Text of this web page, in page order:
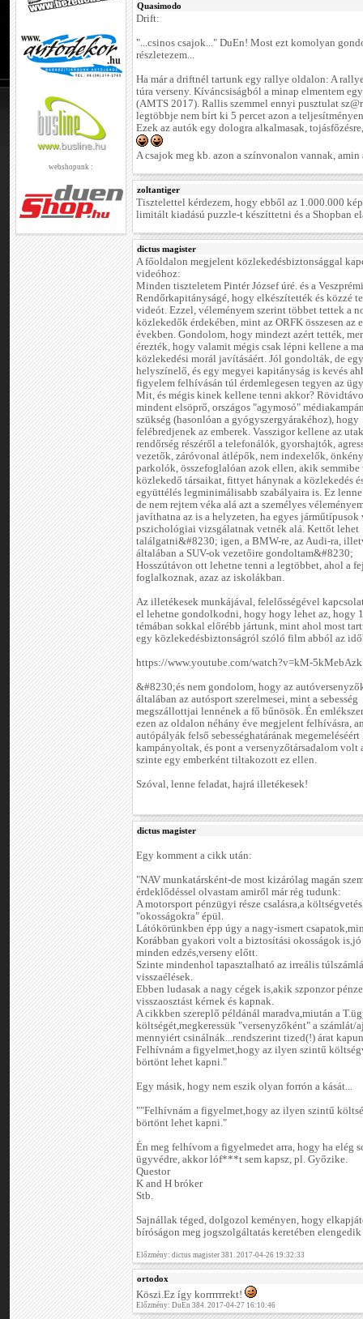
webshopunk :
Quasimodo
Drift:
"...csinos csajok..." DuEn! Most ezt komolyan
részletezem...
Ha már a driftnél tartunk egy rallye oldalon: A
túra verseny. Kíváncsiságból a minap elmentem
(AMTS 2017). Rallis szemmel ennyi pusztulat
legtöbbje nem bírt ki 5 percet azon a
Ezek az autók egy dologra alkalmasak,
A csajok meg kb. azon a színvonalon vannak,
zoltantiger
Tisztelettel kérdezem, hogy ebből az 1.000.000
limitált kiadású puzzle-t készíttetni és a Shopban
dictus magister
A főoldalon megjelent közlekedésbiztonsággal
videóhoz:
Minden tiszteletem Pintér József úré. és a Veszprémi
Rendőrkapitányságé, hogy elkészítették és közzé
videót. Ezzel, véleményem szerint többet tettek a
közlekedők érdekében, mint az ORFK összesen az
években. Gondolom, hogy mindezt azért tették,
érezték, hogy valamit mégis csak lépni kellene a
közlekedési morál javításáért. Jól gondolták, de
helyszínelő, és egy megyei kapitányság is kevés
figyelem felhívásán túl érdemlegesen tegyen az
Mit, és mégis kinek kellene tenni akkor?
mindent elsöprő, országos "agymosó"
szükség (hasonlóan a gyógyszergyárakéhoz), hogy
felébredjenek az emberek. Vasszigor kellene az
rendőrség részéről a telefonálók, gyorshajtók,
vezetők, záróvonal átlépők, nem indexelők,
parkolók, összefoglalóan azok ellen, akik semmibe
közlekedő társaikat, fittyet hánynak a közlekedés
együttélés legminimálisabb szabályaira is. Ez
de nem rejtem véka alá azt a személyes
javíthatna az is a helyzeten, ha egyes járműtípusok
pszichológiai vizsgálatnak vetnék alá. Kettőt lehet
találgatni&#8230; igen, a BMW-re, az Audi-ra,
általában a SUV-ok vezetőire gondoltam&#8230;
Hosszútávon ott lehetne tenni a legtöbbet, ahol a
foglalkoznak, azaz az iskolákban.
Az illetékesek munkájával, felelősségével
el lehetne gondolkodni, hogy hogy lehet az, hogy
témában sokkal előrébb jártunk, mint ahol most
egy közlekedésbiztonságról szóló film abból az
https://www.youtube.com/watch?v=kM-5kMebAzk
&#8230;és nem gondolom, hogy az
általában az autósport szerelmesei, mint a sebesség
megszállottjai lennének a fő bűnösök. Én
ezen az oldalon néhány éve megjelent felhívásra,
autópályák felső sebességhatárának megemeléséért
kampányoltak, és pont a versenyzőtársadalom volt
szinte egy emberként tiltakozott ez ellen.
Szóval, lenne feladat, hajrá illetékesek!
dictus magister
Egy komment a cikk után:
"NAV munkatársként-de most kizárólag magán
érdeklődéssel olvastam amiről már rég tudunk:
A motorsport pénzügyi része csalásra,a költségvetés
"okosságokra" épül.
Látókörünkben épp úgy a nagy-ismert
Korábban gyakori volt a biztosítási okosságok
minden edzés,verseny előtt.
Szinte mindenhol tapasztalható az irreális
visszaélések.
Ebben ludasak a nagy cégek is,akik szponzor
visszaosztást kérnek és kapnak.
A cikkben szereplő példánál maradva,miután a
költségét,megkeressük "versenyzőként" a
mennyiért csinálnák...rendszerint tized(!) árat
Felhívnám a figyelmet,hogy az ilyen szintű
börtönt lehet kapni."
Egy másik, hogy nem eszik olyan forrón a kását...
""Felhívnám a figyelmet,hogy az ilyen szintű
börtönt lehet kapni."
Én meg felhívom a figyelmedet arra, hogy ha elég
ügyvédre, akkor lóf***t sem kapsz, pl. Győzike.
Questor
K and H bróker
Stb.
Sajnállak téged, dolgozol keményen, hogy
bíróságon meg jogszolgáltatás keretében
Előzmény: dictus magister 381. 2017-04-26 19:32:33
ortodox
Köszi.Ez így korrrrrrekt!
Előzmény: DuEn 384. 2017-04-27 16:10:46